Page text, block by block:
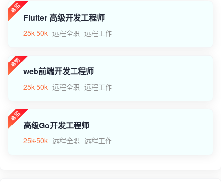
Flutter 高级开发工程师
25k-50k 远程全职 远程工作
web前端开发工程师
25k-50k 远程全职 远程工作
高级Go开发工程师
25k-50k 远程全职 远程工作